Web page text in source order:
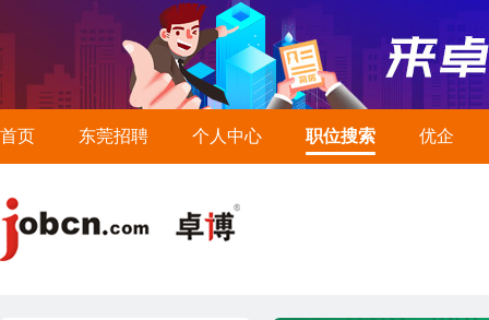
首页 东莞招聘 个人中心 职位搜索 优企